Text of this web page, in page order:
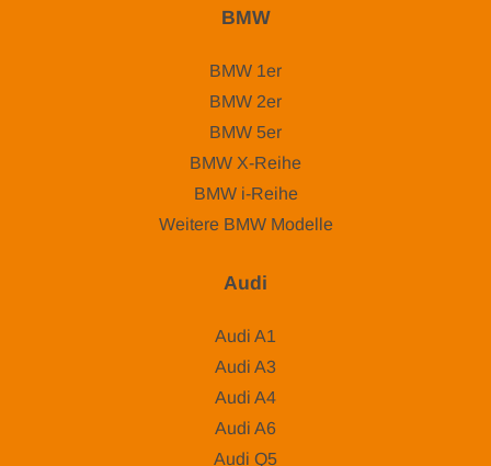
BMW
BMW 1er
BMW 2er
BMW 5er
BMW X-Reihe
BMW i-Reihe
Weitere BMW Modelle
Audi
Audi A1
Audi A3
Audi A4
Audi A6
Audi Q5